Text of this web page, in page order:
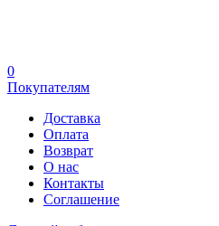
0
Покупателям
Доставка
Оплата
Возврат
О нас
Контакты
Соглашение